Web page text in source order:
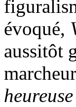
évoqué,
aussitôt
heureuse